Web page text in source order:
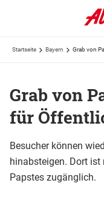
Startseite Bayern Grab von
Grab von
für
Besucher können
hinabsteigen. Dort ist
Papstes zugänglich.